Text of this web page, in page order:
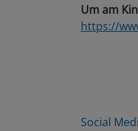
Um am
https://
Social